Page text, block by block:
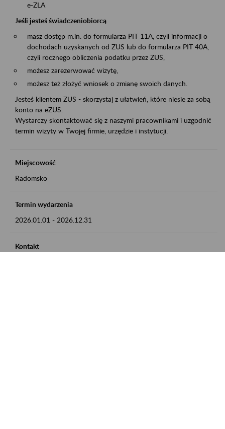
e-ZLA
Jeśli jesteś świadczeniobiorcą
masz dostęp m.in. do formularza PIT 11A, czyli informacji o
dochodach uzyskanych od ZUS lub do formularza PIT 40A,
czyli rocznego obliczenia podatku przez ZUS,
możesz zarezerwować wizytę,
możesz też złożyć wniosek o zmianę swoich danych.
Jesteś klientem ZUS - skorzystaj z ułatwień, które niesie za sobą
konto na eZUS.
Wystarczy skontaktować się z naszymi pracownikami i uzgodnić
termin wizyty w Twojej firmie, urzędzie i instytucji.
Miejscowość
Radomsko
Termin wydarzenia
2026.01.01 - 2026.12.31
Kontakt